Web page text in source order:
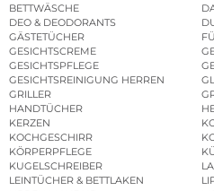
BETTWÄSCHE
DEO & DEODORANTS
GÄSTETÜCHER
GESICHTSCREME
GESICHTSPFLEGE
GESICHTSREINIGUNG HERREN
GRILLER
HANDTÜCHER
KERZEN
KOCHGESCHIRR
KÖRPERPFLEGE
KUGELSCHREIBER
LEINTÜCHER & BETTLAKEN